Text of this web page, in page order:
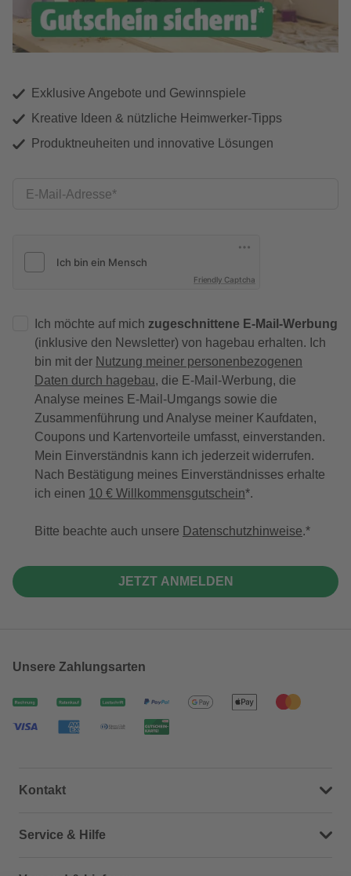
Exklusive Angebote und Gewinnspiele
Kreative Ideen & nützliche Heimwerker-Tipps
Produktneuheiten und innovative Lösungen
E-Mail-Adresse
Friendly Captcha
Ich möchte auf mich zugeschnittene E-Mail-Werbung
(inklusive den Newsletter) von hagebau erhalten. Ich
bin mit der Nutzung meiner personenbezogenen
Daten durch hagebau, die E-Mail-Werbung, die
Analyse meines E-Mail-Umgangs sowie die
Zusammenführung und Analyse meiner Kaufdaten,
Coupons und Kartenvorteile umfasst, einverstanden.
Mein Einverständnis kann ich jederzeit widerrufen.
Nach Bestätigung meines Einverständnisses erhalte
ich einen 10 € Willkommensgutschein*.
Bitte beachte auch unsere Datenschutzhinweise.
JETZT ANMELDEN
Unsere Zahlungsarten
Kontakt
Dein Kontakt zu uns
Service & Hilfe